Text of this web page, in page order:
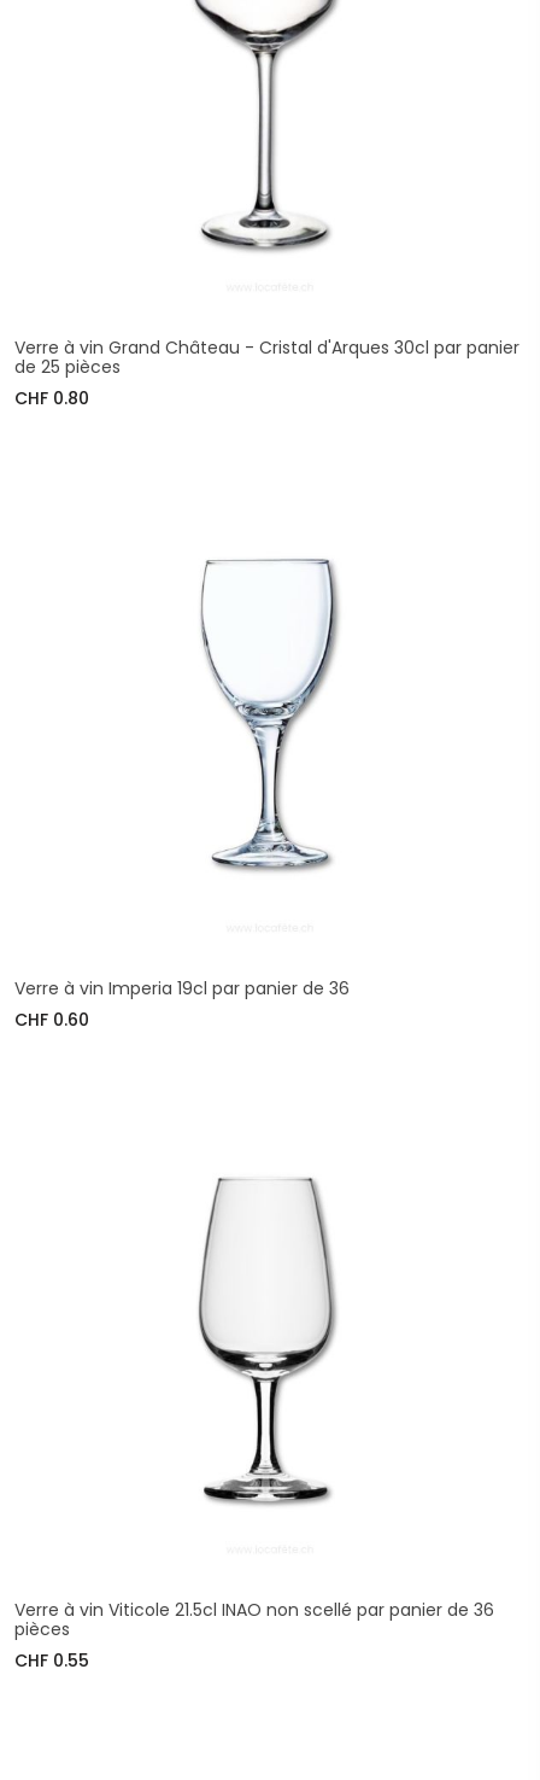
Verre à vin Grand Château - Cristal d'Arques 30cl par panier
de 25 pièces
CHF 0.80
Verre à vin Imperia 19cl par panier de 36
CHF 0.60
Verre à vin Viticole 21.5cl INAO non scellé par panier de 36
pièces
CHF 0.55